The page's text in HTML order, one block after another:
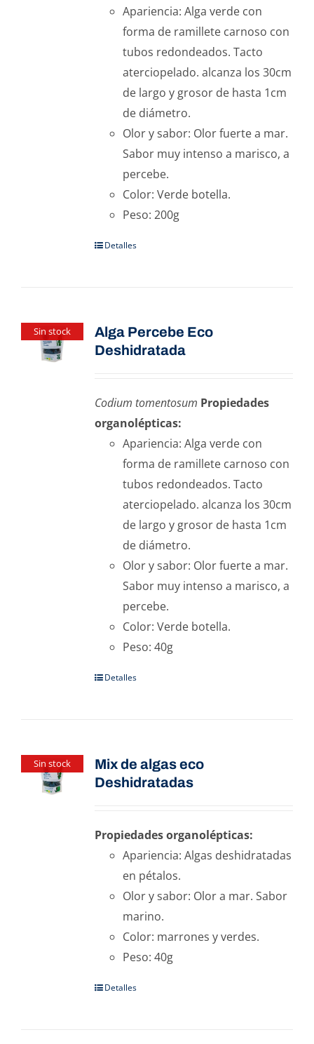
Apariencia: Alga verde con
forma de ramillete carnoso con
tubos redondeados. Tacto
aterciopelado. alcanza los 30cm
de largo y grosor de hasta 1cm
de diámetro.
Olor y sabor: Olor fuerte a mar.
Sabor muy intenso a marisco, a
percebe.
Color: Verde botella.
Peso: 200g
Detalles
Sin stock
Alga Percebe Eco
Deshidratada
Codium tomentosum Propiedades
organolépticas:
Apariencia: Alga verde con
forma de ramillete carnoso con
tubos redondeados. Tacto
aterciopelado. alcanza los 30cm
de largo y grosor de hasta 1cm
de diámetro.
Olor y sabor: Olor fuerte a mar.
Sabor muy intenso a marisco, a
percebe.
Color: Verde botella.
Peso: 40g
Detalles
Sin stock
Mix de algas eco
Deshidratadas
Propiedades organolépticas:
Apariencia: Algas deshidratadas
en pétalos.
Olor y sabor: Olor a mar. Sabor
marino.
Color: marrones y verdes.
Peso: 40g
Detalles